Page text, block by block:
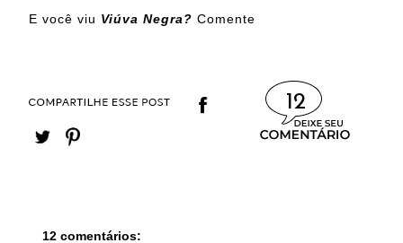
E você viu Viúva Negra? Comente
12
12 comentários: